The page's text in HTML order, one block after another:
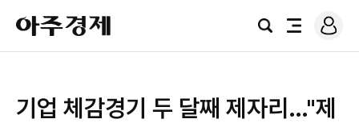
아
주
경
검
전
로
그
기업 체감경기 두 달째 제자리…"제